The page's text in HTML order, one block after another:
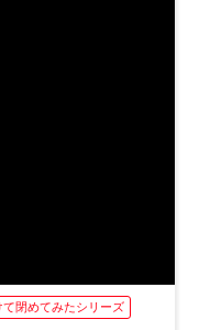
て閉めてみたシリーズ